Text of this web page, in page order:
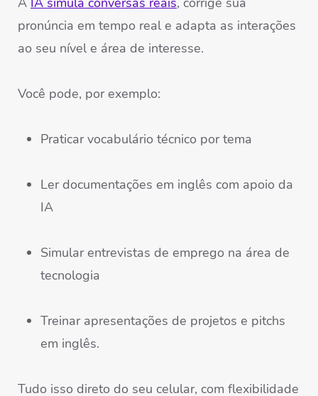
pronúncia em tempo real e adapta as interações
ao seu nível e área de interesse.
Você pode, por exemplo:
Praticar vocabulário técnico por tema
Ler documentações em inglês com apoio da
IA
Simular entrevistas de emprego na área de
tecnologia
Treinar apresentações de projetos e pitchs
em inglês.
Tudo isso direto do seu celular, com flexibilidade